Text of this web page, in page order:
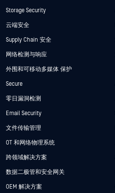
Storage Security
云端安全
Supply Chain 安全
网络检测与响应
外围和可移动多媒体 保护
Secure
零日漏洞检测
Email Security
文件传输管理
OT 和网络物理系统
跨领域解决方案
数据二极管和安全网关
OEM 解决方案